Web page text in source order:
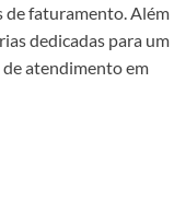
de faturamento. Além
dedicadas para um
atendimento em